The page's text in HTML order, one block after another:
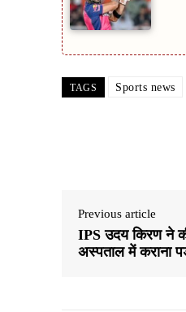
TAGS Sports news
Previous article
IPS उदय किरण ने
अस्पताल में कराना